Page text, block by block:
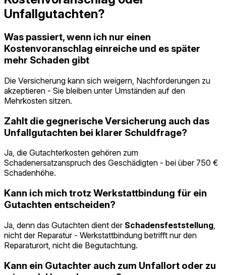
Unfallgutachten?
Was passiert, wenn ich nur einen
Kostenvoranschlag einreiche und es später
mehr Schaden gibt
Die Versicherung kann sich weigern, Nachforderungen zu
akzeptieren - Sie bleiben unter Umständen auf den
Mehrkosten sitzen.
Zahlt die gegnerische Versicherung auch das
Unfallgutachten bei klarer Schuldfrage?
Ja, die Gutachterkosten gehören zum
Schadenersatzanspruch des Geschädigten - bei über 750 €
Schadenhöhe.
Kann ich mich trotz Werkstattbindung für ein
Gutachten entscheiden?
Ja, denn das Gutachten dient der Schadensfeststellung
nicht der Reparatur - Werkstattbindung betrifft nur den
Reparaturort, nicht die Begutachtung.
Kann ein Gutachter auch zum Unfallort oder zu